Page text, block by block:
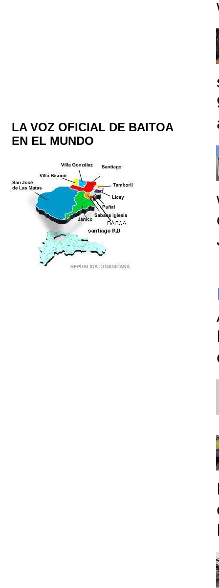
LA VOZ OFICIAL DE BAITOA
EN EL MUNDO